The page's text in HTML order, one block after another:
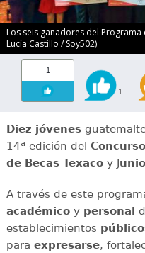
Los seis ganadores del
Lucía Castillo / Soy502)
1
1
Diez jóvenes
14ª edición del Concurso
de Becas Texacoy J
A través de este
académicoy personal
establecimientos
para expresarse,